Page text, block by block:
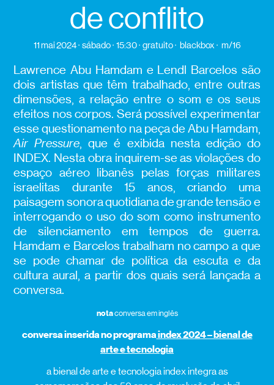
de conflito
11 mai 2024 sábado 15:30 gratuito blackbox m/16
Lawrence Abu Hamdam e Lendl Barcelos são
dois artistas que têm trabalhado, entre outras
dimensões, a relação entre o som e os seus
efeitos nos corpos. Será possível experimentar
esse questionamento na peça de Abu Hamdam,
Air Pressure, que é exibida nesta edição do
INDEX. Nesta obra inquirem-se as violações do
espaço aéreo libanês pelas forças militares
israelitas durante 15 anos, criando uma
paisagem sonora quotidiana de grande tensão e
interrogando o uso do som como instrumento
de silenciamento em tempos de guerra.
Hamdam e Barcelos trabalham no campo a que
se pode chamar de política da escuta e da
cultura aural, a partir dos quais será lançada a
conversa.
notaconversa em inglês
conversa inserida no programaindex 2024 – bienal de
arte e tecnologia
a bienal de arte e tecnologia index integra as